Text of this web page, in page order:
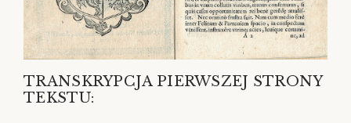
TRANSKRYPCJA PIERWSZEJ STRONY
TEKSTU: